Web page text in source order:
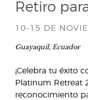
Retiro
10-15 DE
Guayaquil, Ecuador
¡Celebra tu éxito
Platinum Retreat
reconocimiento